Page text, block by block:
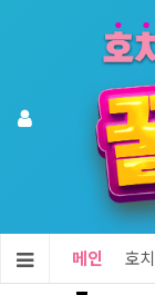
메인 호